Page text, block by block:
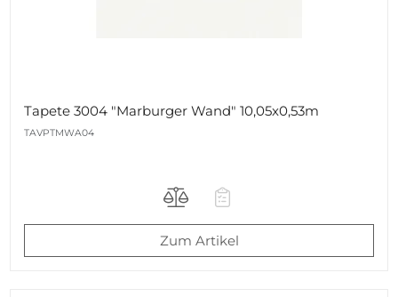
Tapete 3004 "Marburger Wand" 10,05x0,53m
TAVPTMWA04
Zum Artikel